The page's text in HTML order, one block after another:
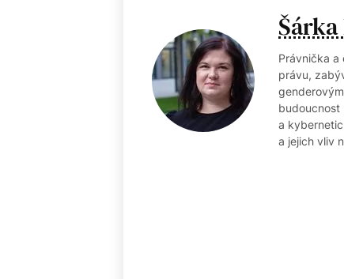
Právnička a
právu,
budoucnost
a
a jejich vliv